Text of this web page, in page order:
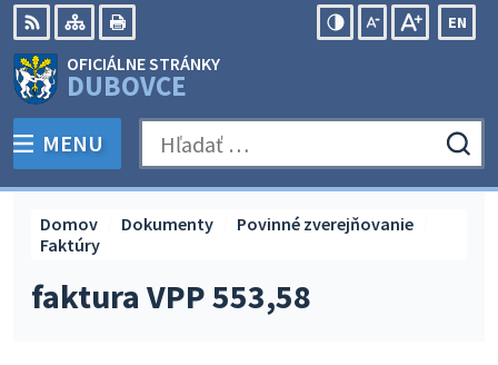
Preskočiť
na
obsah
RSS Mapa
EN
OFICIÁLNE STRÁNKY
DUBOVCE
PREPNÚŤ
MENU Hľadať:
faktura VPP 553,58
Domov Dokumenty
Povinné zverejňovanie
Faktúry